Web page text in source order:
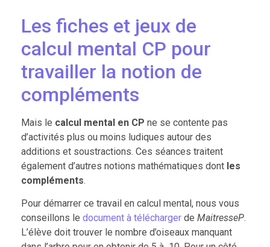
Les fiches et jeux de
calcul mental CP pour
travailler la notion de
compléments
Mais le calcul mental en CP ne se contente pas
d’activités plus ou moins ludiques autour des
additions et soustractions. Ces séances traitent
également d’autres notions mathématiques dont les
compléments.
Pour démarrer ce travail en calcul mental, nous vous
conseillons le document à télécharger de MaitresseP.
L’élève doit trouver le nombre d’oiseaux manquant